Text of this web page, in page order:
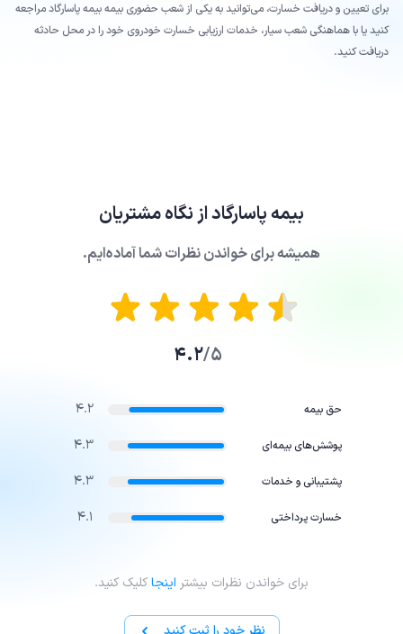
برای تعیین و دریافت خسارت، می‌توانید به یکی از شعب حضوری بیمهبیمه پاسارگادمراجعه
کنید یا با هماهنگی شعب سیار، خدمات ارزیابی خسارت خودروی خود را در محل حادثه
دریافت کنید.
بیمه پاسارگاداز نگاه مشتریان
همیشه برای خواندن نظرات شما آماده‌ایم.
5/
4.2
حق بیمه 4.2
پوشش‌های بیمه‌ای 4.3
پشتیبانی و خدمات 4.3
خسارت پرداختی 4.1
برای خواندن نظرات بیشتر اینجاکلیک کنید.